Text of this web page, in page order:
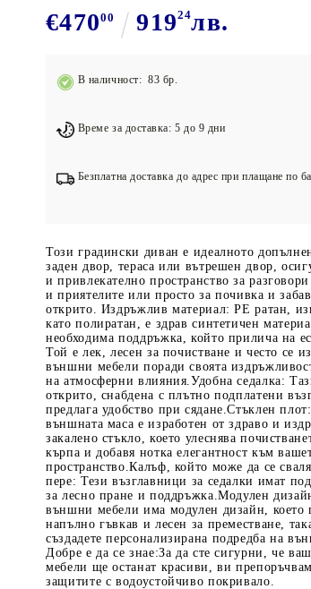
Волейбол
€47000 91924лв.
В наличност: 83 бр.
Време за доставка: 5 до 9 дни
Безплатна доставка до адрес при плащане по
Този градински диван е идеалното
заден двор, тераса или вътрешен двор,
и привлекателно пространство за
и приятелите или просто за почивка и
открито. Издръжлив материал: PE ратан,
като полиратан, е здрав синтетичен
необходима поддръжка, който прилича на
Той е лек, лесен за почистване и често се
външни мебели поради своята
на атмосферни влияния.Удобна седалка:
открито, снабдена с плътно подплатени
предлага удобство при сядане.Стъклен
външната маса е изработен от здраво и
закалено стъкло, което улеснява
кърпа и добавя нотка елегантност към
пространство.Калъф, който може да се
пере: Тези възглавници за седалки имат
за лесно пране и поддръжка.Модулен
външни мебели има модулен дизайн, което
напълно гъвкав и лесен за преместване,
създадете персонализирана подредба на
Добре е да се знае:За да сте сигурни, че
мебели ще останат красиви, ви
защитите с водоустойчиво покривало.